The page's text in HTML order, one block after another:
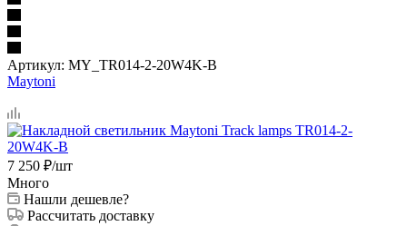
Артикул: MY_TR014-2-20W4K-B
Maytoni
7 250 ₽/шт
Много
Нашли дешевле?
Рассчитать доставку